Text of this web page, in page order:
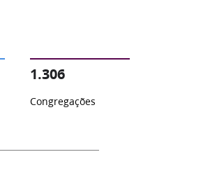
1.306
Congregações